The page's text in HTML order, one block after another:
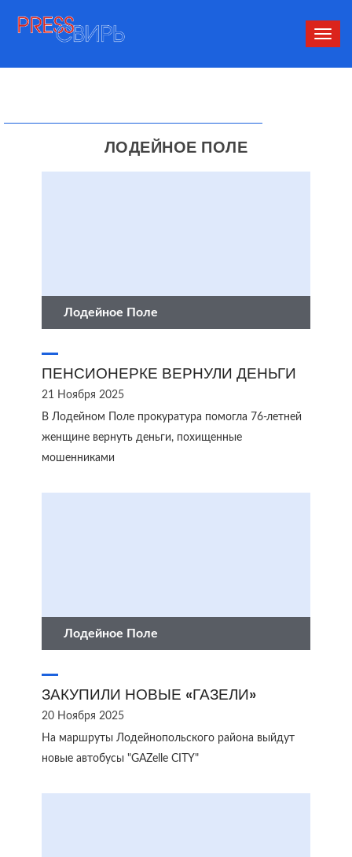
ЛОДЕЙНОЕ ПОЛЕ
Лодейное Поле
ПЕНСИОНЕРКЕ ВЕРНУЛИ ДЕНЬГИ
21 Ноября 2025
В Лодейном Поле прокуратура помогла 76-летней
женщине вернуть деньги, похищенные
мошенниками
Лодейное Поле
ЗАКУПИЛИ НОВЫЕ «ГАЗЕЛИ»
20 Ноября 2025
На маршруты Лодейнопольского района выйдут
новые автобусы "GAZelle CITY"